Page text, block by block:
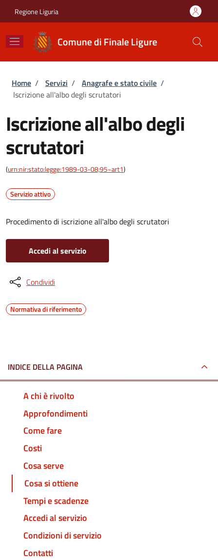
Regione Liguria
Comune di Finale Ligure
Briciole di pane
Home / Servizi / Anagrafe e stato civile /
Iscrizione all'albo degli scrutatori
Iscrizione all'albo degli
scrutatori
(urn:nir:stato:legge:1989-03-08;95~art1)
Servizio attivo
Procedimento di iscrizione all'albo degli scrutatori
Accedi al servizio
Condividi
Normativa di riferimento
INDICE DELLA PAGINA
A chi è rivolto
Approfondimenti
Come fare
Costi
Cosa serve
Cosa si ottiene
Tempi e scadenze
Accedi al servizio
Condizioni di servizio
Contatti